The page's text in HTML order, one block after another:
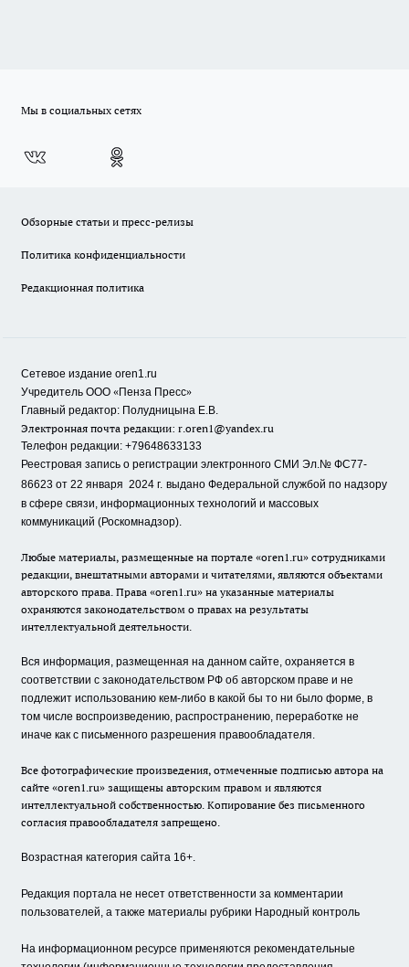
Мы в социальных сетях
Обзорные статьи и пресс-релизы
Политика конфиденциальности
Редакционная политика
Сетевое издание oren1.ru
Учредитель ООО «Пенза Пресс»
Главный редактор: Полудницына Е.В.
Электронная почта редакции: r.oren1@yandex.ru
Телефон редакции: +79648633133
Реестровая запись о регистрации электронного СМИ Эл.№ ФС77-
86623 от 22 января 2024 г. выдано Федеральной службой по надзору
в сфере связи, информационных технологий и массовых
коммуникаций (Роскомнадзор).
Любые материалы, размещенные на портале «oren1.ru» сотрудниками
редакции, внештатными авторами и читателями, являются объектами
авторского права. Права «oren1.ru» на указанные материалы
охраняются законодательством о правах на результаты
интеллектуальной деятельности.
Вся информация, размещенная на данном сайте, охраняется в
соответствии с законодательством РФ об авторском праве и не
подлежит использованию кем-либо в какой бы то ни было форме, в
том числе воспроизведению, распространению, переработке не
иначе как с письменного разрешения правообладателя.
Все фотографические произведения, отмеченные подписью автора на
сайте «oren1.ru» защищены авторским правом и являются
интеллектуальной собственностью. Копирование без письменного
согласия правообладателя запрещено.
Возрастная категория сайта 16+.
Редакция портала не несет ответственности за комментарии
пользователей, а также материалы рубрики Народный контроль
На информационном ресурсе применяются рекомендательные